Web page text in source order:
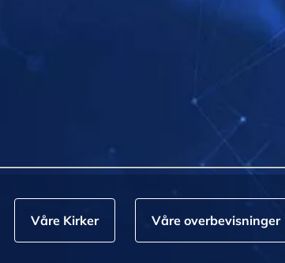
Våre Kirker Våre overbevisninger